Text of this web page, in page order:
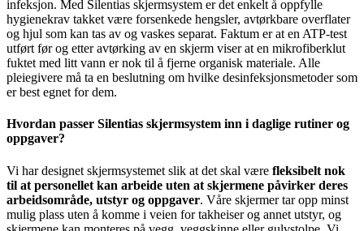
infeksjon. Med Silentias skjermsystem er det enkelt å oppfylle
hygienekrav takket være forsenkede hengsler, avtørkbare overflater
og hjul som kan tas av og vaskes separat. Faktum er at en ATP-test
utført før og etter avtørking av en skjerm viser at en mikrofiberklut
fuktet med litt vann er nok til å fjerne organisk materiale. Alle
pleiegivere må ta en beslutning om hvilke desinfeksjonsmetoder som
er best egnet for dem.
Hvordan passer Silentias skjermsystem inn i daglige rutiner og
oppgaver?
Vi har designet skjermsystemet slik at det skal være fleksibelt nok
til at personellet kan arbeide uten at skjermene påvirker deres
arbeidsområde, utstyr og oppgaver. Våre skjermer tar opp minst
mulig plass uten å komme i veien for takheiser og annet utstyr, og